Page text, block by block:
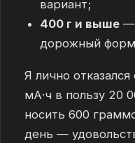
вариант;
400 г и выше—
дорожный
Я лично
мА·ч в пользу 20
носить 600
день —